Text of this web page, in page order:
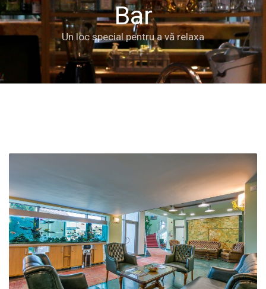
Bar
Un loc special pentru a vă relaxa